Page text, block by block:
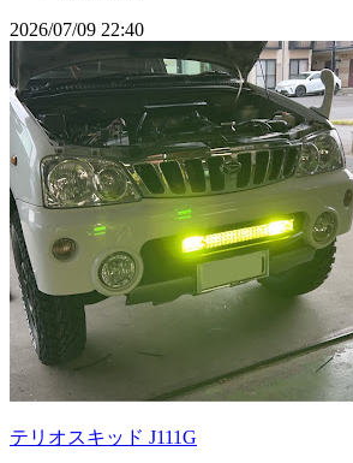
2026/07/09 22:40
テリオスキッド J111G